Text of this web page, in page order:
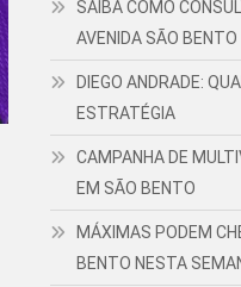
SAIBA COMO
AVENIDA SÃO BENTO
DIEGO ANDRADE:
ESTRATÉGIA
CAMPANHA DE
EM SÃO BENTO
MÁXIMAS PODEM
BENTO NESTA